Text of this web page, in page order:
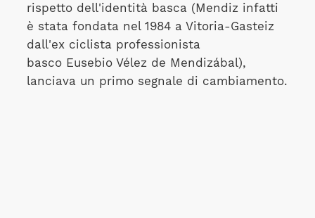
rispetto dell'identità basca (Mendiz infatti
è stata fondata nel 1984 a Vitoria-Gasteiz
dall'ex ciclista professionista
basco Eusebio Vélez de Mendizábal),
lanciava un primo segnale di cambiamento.